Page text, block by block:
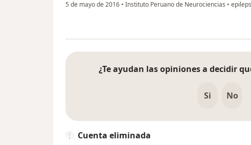
5 de mayo de 2016 • Instituto Peruano de Neurociencias •
¿Te ayudan las opiniones a decidir
Si No
Cuenta eliminada